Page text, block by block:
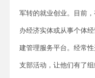
军转的就业创业。目前
办经济实体或从事个体
建管理服务平台。经常
支部活动，让他们有了